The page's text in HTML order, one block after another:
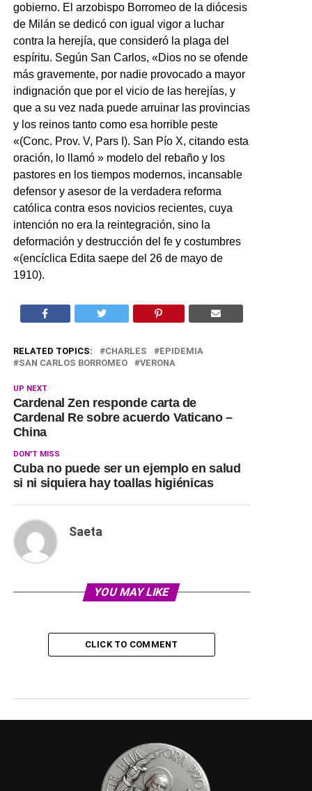
gobierno. El arzobispo Borromeo de la diócesis
de Milán se dedicó con igual vigor a luchar
contra la herejía, que consideró la plaga del
espíritu. Según San Carlos, «Dios no se ofende
más gravemente, por nadie provocado a mayor
indignación que por el vicio de las herejías, y
que a su vez nada puede arruinar las provincias
y los reinos tanto como esa horrible peste
«(Conc. Prov. V, Pars I). San Pío X, citando esta
oración, lo llamó » modelo del rebaño y los
pastores en los tiempos modernos, incansable
defensor y asesor de la verdadera reforma
católica contra esos novicios recientes, cuya
intención no era la reintegración, sino la
deformación y destrucción del fe y costumbres
«(encíclica Edita saepe del 26 de mayo de
1910).
RELATED TOPICS: CHARLES
EPIDEMIA
SAN CARLOS BORROMEO
VERONA
UP NEXT
Cardenal Zen responde carta de
Cardenal Re sobre acuerdo Vaticano –
China
DON'T MISS
Cuba no puede ser un ejemplo en salud
si ni siquiera hay toallas higiénicas
Saeta
YOU MAY LIKE
CLICK TO COMMENT